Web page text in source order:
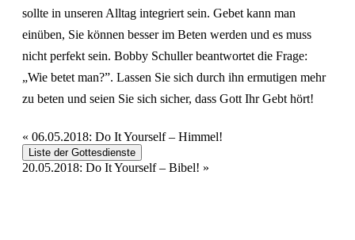
sollte in unseren Alltag integriert sein. Gebet kann man
einüben, Sie können besser im Beten werden und es muss
nicht perfekt sein. Bobby Schuller beantwortet die Frage:
„Wie betet man?”. Lassen Sie sich durch ihn ermutigen mehr
zu beten und seien Sie sich sicher, dass Gott Ihr Gebt hört!
« 06.05.2018: Do It Yourself – Himmel!
Liste der Gottesdienste
20.05.2018: Do It Yourself – Bibel! »